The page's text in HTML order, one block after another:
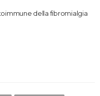
della fibromialgia